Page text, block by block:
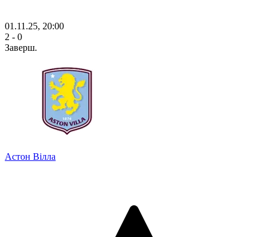
01.11.25, 20:00
2 - 0
Заверш.
Астон Вілла